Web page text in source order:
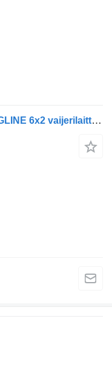
Scania R143 STREAMLINE LONGLINE 6x2 vaijerilaitteilla